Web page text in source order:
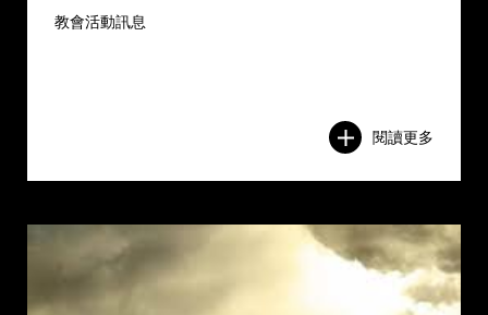
教會活動訊息
閱讀更多